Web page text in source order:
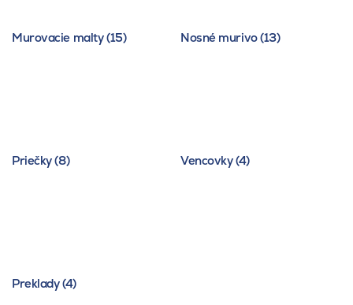
Murovacie malty (15) Nosné murivo (13)
Priečky (8) Vencovky (4)
Preklady (4)